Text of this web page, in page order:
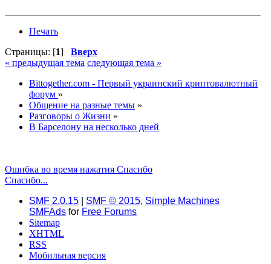
Печать
Страницы: [1] Вверх
« предыдущая тема следующая тема »
Bittogether.com - Первый украинский криптовалютный
форум »
Общение на разные темы »
Разговоры о Жизни »
В Барселону на несколько дней
Ошибка во время нажатия Спасибо
Спасибо...
SMF 2.0.15
SMF © 2015, Simple Machines
SMFAds for Free Forums
Sitemap
XHTML
RSS
Мобильная версия